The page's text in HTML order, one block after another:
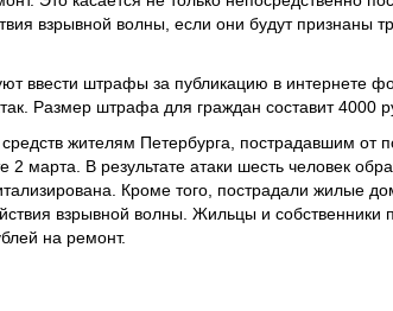
взрывной волны, если они будут признаны
ввести штрафы за публикацию в интернете
Размер штрафа для граждан составит 4000
жителям Петербурга, пострадавшим от
марта. В результате атаки шесть человек
Кроме того, пострадали жилые
взрывной волны. Жильцы и собственники
на ремонт.